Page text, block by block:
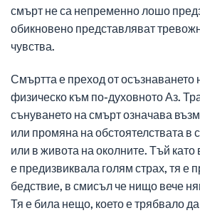
смърт не са непременно лошо
обикновено представляват
чувства.
Смъртта е преход от осъзнаването
физическо към по-духовното Аз.
сънуването на смърт означава
или промяна на обстоятелствата в
или в живота на околните. Тъй
е предизвиквала голям страх, тя е
бедствие, в смисъл че нищо вече
Тя е била нещо, което е трябвало